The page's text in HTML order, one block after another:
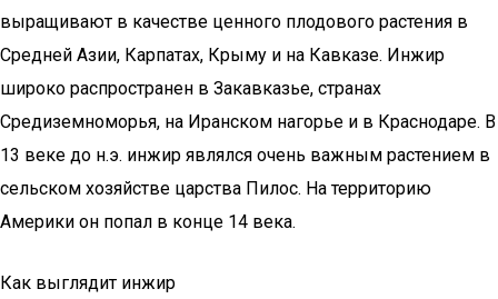
выращивают в качестве ценного плодового растения в
Средней Азии, Карпатах, Крыму и на Кавказе. Инжир
широко распространен в Закавказье, странах
Средиземноморья, на Иранском нагорье и в Краснодаре. В
13 веке до н.э. инжир являлся очень важным растением в
сельском хозяйстве царства Пилос. На территорию
Америки он попал в конце 14 века.
Как выглядит инжир